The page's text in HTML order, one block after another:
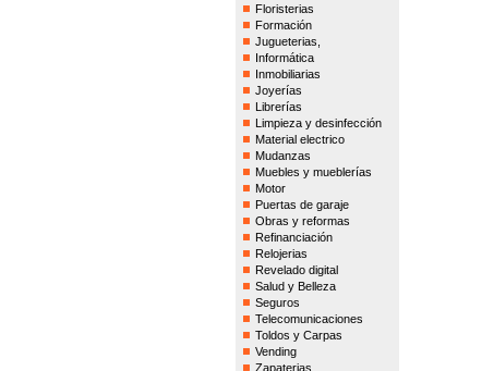
Floristerias
Formación
Jugueterias,
Informática
Inmobiliarias
Joyerías
Librerías
Limpieza y desinfección
Material electrico
Mudanzas
Muebles y mueblerías
Motor
Puertas de garaje
Obras y reformas
Refinanciación
Relojerias
Revelado digital
Salud y Belleza
Seguros
Telecomunicaciones
Toldos y Carpas
Vending
Zapaterias